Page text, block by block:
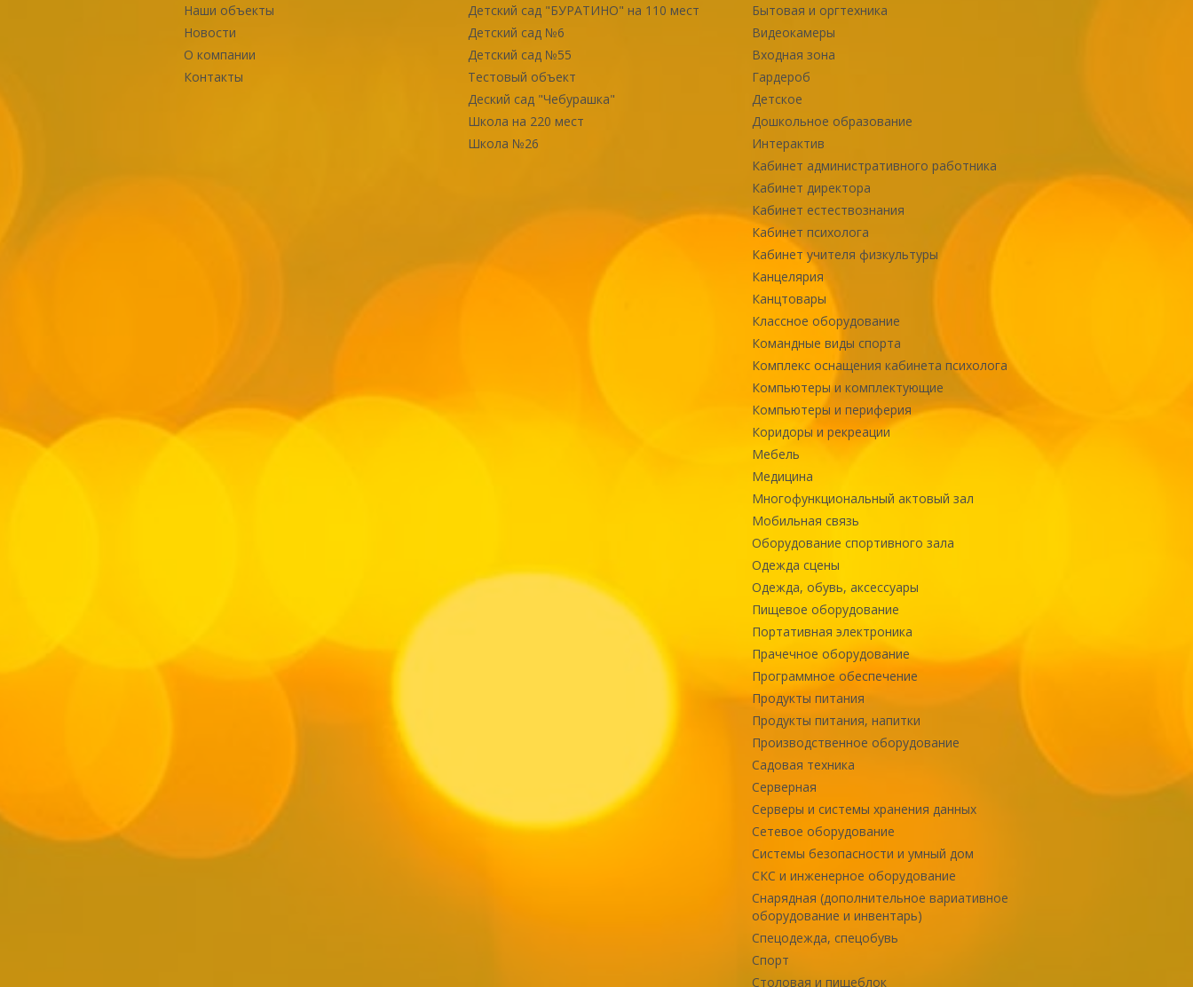
Наши объекты
Новости
О компании
Контакты
Детский сад "БУРАТИНО" на 110 мест
Детский сад №6
Детский сад №55
Тестовый объект
Деский сад "Чебурашка"
Школа на 220 мест
Школа №26
Бытовая и оргтехника
Видеокамеры
Входная зона
Гардероб
Детское
Дошкольное образование
Интерактив
Кабинет административного работника
Кабинет директора
Кабинет естествознания
Кабинет психолога
Кабинет учителя физкультуры
Канцелярия
Канцтовары
Классное оборудование
Командные виды спорта
Комплекс оснащения кабинета психолога
Компьютеры и комплектующие
Компьютеры и периферия
Коридоры и рекреации
Мебель
Медицина
Многофункциональный актовый зал
Мобильная связь
Оборудование спортивного зала
Одежда сцены
Одежда, обувь, аксессуары
Пищевое оборудование
Портативная электроника
Прачечное оборудование
Программное обеспечение
Продукты питания
Продукты питания, напитки
Производственное оборудование
Садовая техника
Серверная
Серверы и системы хранения данных
Сетевое оборудование
Системы безопасности и умный дом
СКС и инженерное оборудование
Снарядная (дополнительное вариативное
оборудование и инвентарь)
Спецодежда, спецобувь
Спорт
Столовая и пищеблок